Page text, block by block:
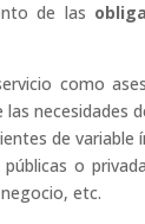
de las
como
las necesidades
de variable
o
etc.